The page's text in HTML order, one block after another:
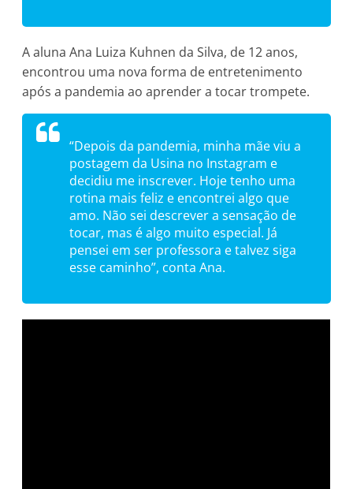
A aluna Ana Luiza Kuhnen da Silva, de 12 anos,
encontrou uma nova forma de entretenimento
após a pandemia ao aprender a tocar trompete.
“Depois da pandemia, minha mãe viu a
postagem da Usina no Instagram e
decidiu me inscrever. Hoje tenho uma
rotina mais feliz e encontrei algo que
amo. Não sei descrever a sensação de
tocar, mas é algo muito especial. Já
pensei em ser professora e talvez siga
esse caminho”, conta Ana.